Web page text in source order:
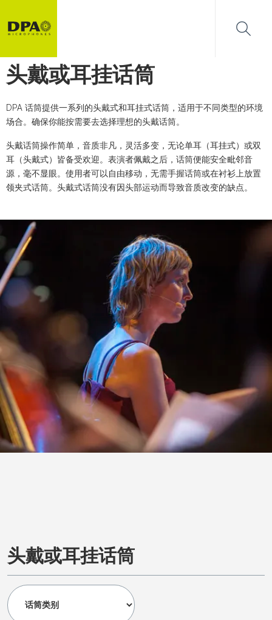
头戴或耳挂话筒
DPA 话筒提供一系列的头戴式和耳挂式话筒，适用于不同类型的环境
场合。确保你能按需要去选择理想的头戴话筒。
头戴话筒操作简单，音质非凡，灵活多变，无论单耳（耳挂式）或双
耳（头戴式）皆备受欢迎。表演者佩戴之后，话筒便能安全毗邻音
源，毫不显眼。使用者可以自由移动，无需手握话筒或在衬衫上放置
领夹式话筒。头戴式话筒没有因头部运动而导致音质改变的缺点。
头戴或耳挂话筒